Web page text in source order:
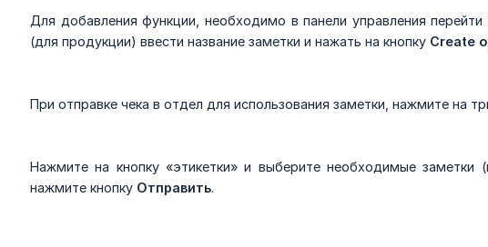
Для добавления функции, необходимо в панели управления перейти
(для продукции) ввести название заметки и нажать на кнопку Create
При отправке чека в отдел для использования заметки, нажмите на
Нажмите на кнопку «этикетки» и выберите необходимые
нажмите кнопку Отправить.